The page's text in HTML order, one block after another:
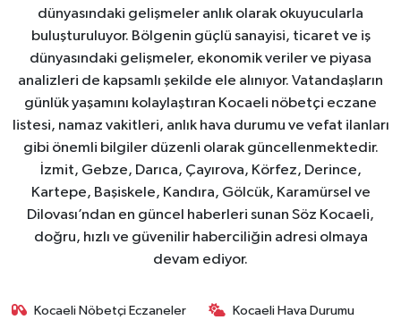
dünyasındaki gelişmeler anlık olarak okuyucularla
buluşturuluyor. Bölgenin güçlü sanayisi, ticaret ve iş
dünyasındaki gelişmeler, ekonomik veriler ve piyasa
analizleri de kapsamlı şekilde ele alınıyor. Vatandaşların
günlük yaşamını kolaylaştıran Kocaeli nöbetçi eczane
listesi, namaz vakitleri, anlık hava durumu ve vefat ilanları
gibi önemli bilgiler düzenli olarak güncellenmektedir.
İzmit, Gebze, Darıca, Çayırova, Körfez, Derince,
Kartepe, Başiskele, Kandıra, Gölcük, Karamürsel ve
Dilovası’ndan en güncel haberleri sunan Söz Kocaeli,
doğru, hızlı ve güvenilir haberciliğin adresi olmaya
devam ediyor.
Kocaeli Nöbetçi Eczaneler Kocaeli Hava Durumu